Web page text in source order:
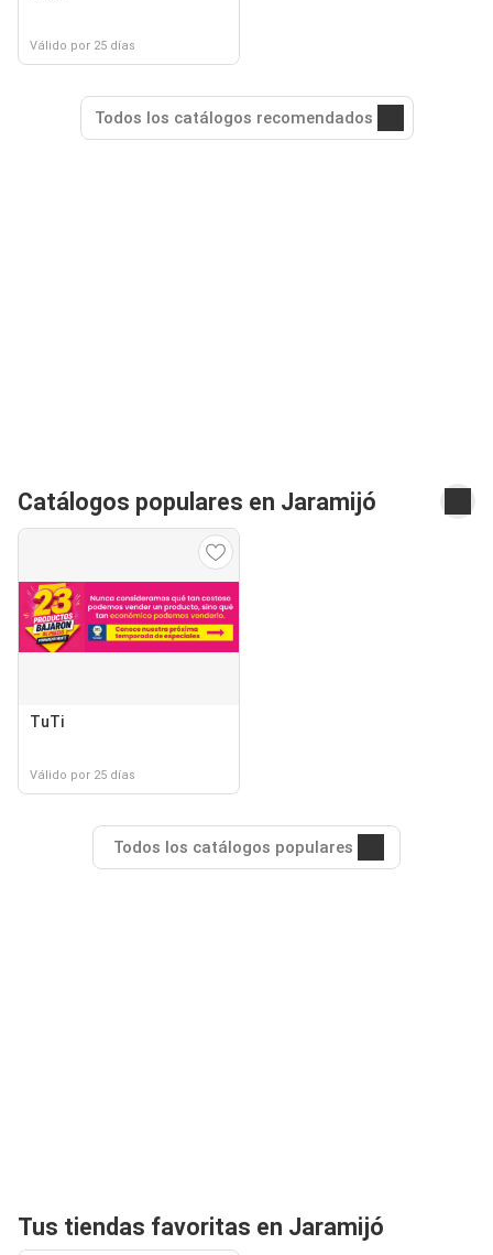
Válido por 25 días
Todos los catálogos recomendados
Catálogos populares en Jaramijó
TuTi
Válido por 25 días
Todos los catálogos populares
Tus tiendas favoritas en Jaramijó